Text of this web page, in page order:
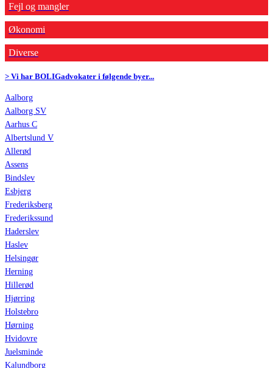
Fejl og mangler
Økonomi
Diverse
> Vi har BOLIGadvokater i følgende byer...
Aalborg
Aalborg SV
Aarhus C
Albertslund V
Allerød
Assens
Bindslev
Esbjerg
Frederiksberg
Frederikssund
Haderslev
Haslev
Helsingør
Herning
Hillerød
Hjørring
Holstebro
Hørning
Hvidovre
Juelsminde
Kalundborg